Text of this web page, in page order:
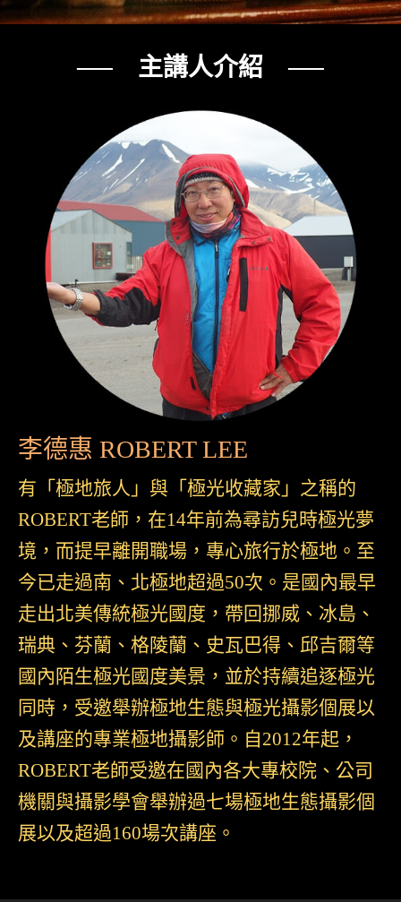
── 主講人介紹 ──
李德惠 ROBERT LEE
有「極地旅人」與「極光收藏家」之稱的
ROBERT老師，在14年前為尋訪兒時極光夢
境，而提早離開職場，專心旅行於極地。至
今已走過南、北極地超過50次。是國內最早
走出北美傳統極光國度，帶回挪威、冰島、
瑞典、芬蘭、格陵蘭、史瓦巴得、邱吉爾等
國內陌生極光國度美景，並於持續追逐極光
同時，受邀舉辦極地生態與極光攝影個展以
及講座的專業極地攝影師。自2012年起，
ROBERT老師受邀在國內各大專校院、公司
機關與攝影學會舉辦過七場極地生態攝影個
展以及超過160場次講座。